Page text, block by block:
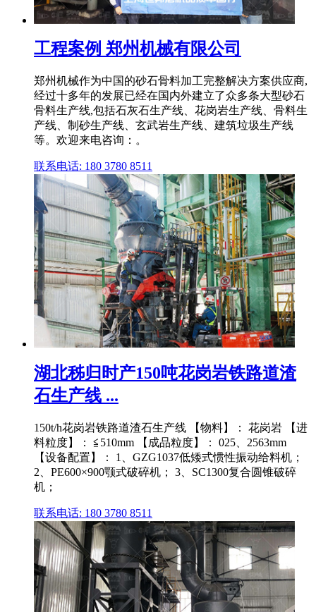
工程案例 郑州机械有限公司
郑州机械作为中国的砂石骨料加工完整解决方案供应商,
经过十多年的发展已经在国内外建立了众多条大型砂石
骨料生产线,包括石灰石生产线、花岗岩生产线、骨料生
产线、制砂生产线、玄武岩生产线、建筑垃圾生产线
等。欢迎来电咨询：。
联系电话: 180 3780 8511
湖北秭归时产150吨花岗岩铁路道渣
石生产线 ...
150t/h花岗岩铁路道渣石生产线 【物料】： 花岗岩 【进
料粒度】： ≦510mm 【成品粒度】： 025、2563mm
【设备配置】： 1、GZG1037低矮式惯性振动给料机；
2、PE600×900颚式破碎机； 3、SC1300复合圆锥破碎
机；
联系电话: 180 3780 8511